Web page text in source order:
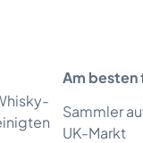
Am besten
Sammler
UK-Markt